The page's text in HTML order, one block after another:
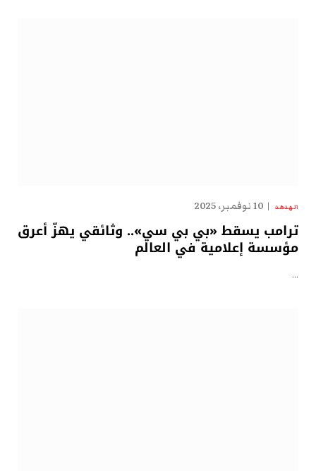
الهدهد 10 نوفمبر، 2025
ترامب يسقط «بي بي سي».. وثائقي يهزّ أعرق
مؤسسة إعلامية في العالم
…